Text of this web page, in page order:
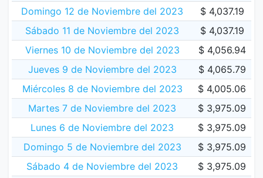
Domingo 12 de Noviembre del 2023
$ 4,037.19
Sábado 11 de Noviembre del 2023
$ 4,037.19
Viernes 10 de Noviembre del 2023
$ 4,056.94
Jueves 9 de Noviembre del 2023
$ 4,065.79
Miércoles 8 de Noviembre del 2023
$ 4,005.06
Martes 7 de Noviembre del 2023
$ 3,975.09
Lunes 6 de Noviembre del 2023
$ 3,975.09
Domingo 5 de Noviembre del 2023
$ 3,975.09
Sábado 4 de Noviembre del 2023
$ 3,975.09